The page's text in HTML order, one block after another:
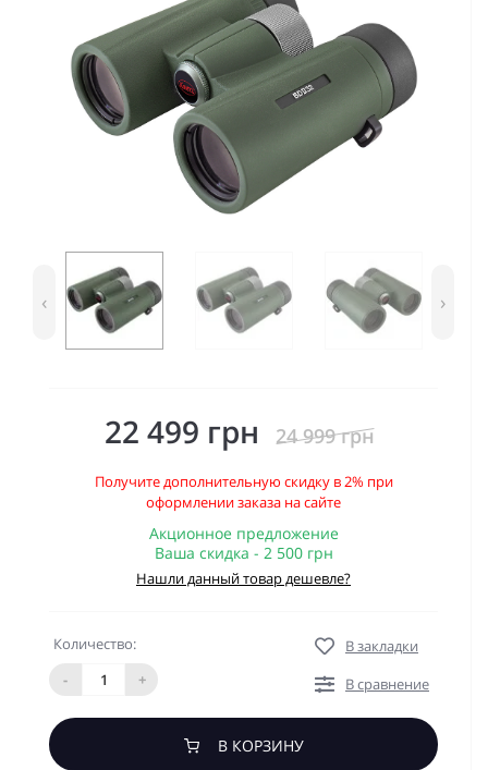
‹ ›
22 499 грн 24 999 грн
Получите дополнительную скидку в 2% при
оформлении заказа на сайте
Акционное предложение
Ваша скидка - 2 500 грн
Нашли данный товар дешевле?
Количество:
-
+
В закладки
В сравнение
В КОРЗИНУ